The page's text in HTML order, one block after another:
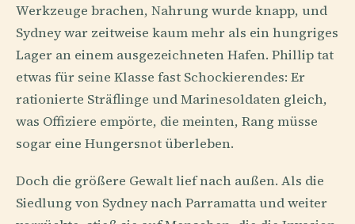
Werkzeuge brachen, Nahrung wurde knapp, und
Sydney war zeitweise kaum mehr als ein hungriges
Lager an einem ausgezeichneten Hafen. Phillip tat
etwas für seine Klasse fast Schockierendes: Er
rationierte Sträflinge und Marinesoldaten gleich,
was Offiziere empörte, die meinten, Rang müsse
sogar eine Hungersnot überleben.
Doch die größere Gewalt lief nach außen. Als die
Siedlung von Sydney nach Parramatta und weiter